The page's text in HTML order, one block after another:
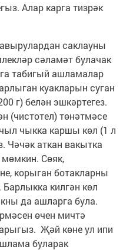
Алар карга тизрәк
саклауны
сәламәт булачак
табигый ашламалар
куакларын суган
г) белән эшкәртегез.
(чистотел) төнәтмәсе
чыкка каршы көл (1 л
Чәчәк аткан вакытка
Сөяк,
корыган ботакларны
килгән көл
да ашларга була.
өчен мичтә
Җәй көне ул ипи
буларак